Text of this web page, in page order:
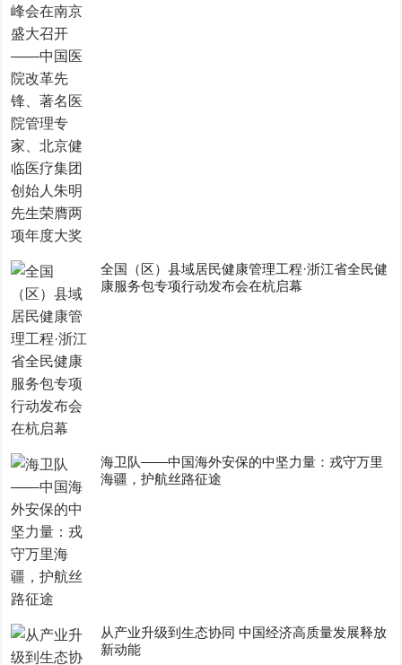
全国（区）县域居民健康管理工程·浙江省全民健
康服务包专项行动发布会在杭启幕
海卫队——中国海外安保的中坚力量：戎守万里
海疆，护航丝路征途
从产业升级到生态协同 中国经济高质量发展释放
新动能